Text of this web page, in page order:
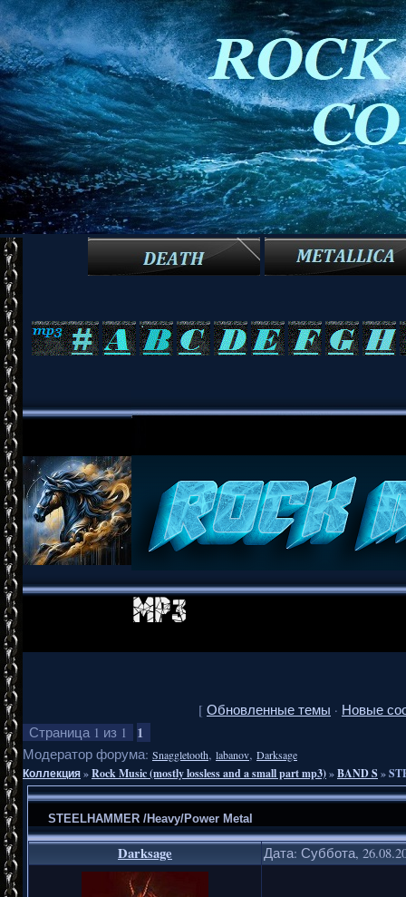
[ Обновленные темы · Новые
Страница 1 из 1 1
Модератор форума: Snaggletooth, labanov, Darksage
Коллекция»Rock Music (mostly lossless and a small part mp3)»BAND S »
STEELHAMMER /Heavy/Power Metal
Darksage Дата: Суббота,